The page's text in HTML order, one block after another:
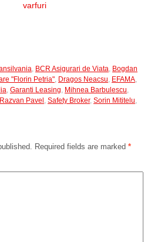
varfuri
, BCR Asigurari de Viata, Bogdan
"Florin Petria", Dragos Neacsu, EFAMA,
, Garanti Leasing, Mihnea Barbulescu,
Razvan Pavel , Safety Broker, Sorin Mititelu,
Required fields are marked *